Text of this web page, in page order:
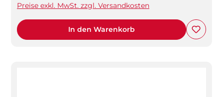
Preise exkl. MwSt. zzgl. Versandkosten
In den Warenkorb